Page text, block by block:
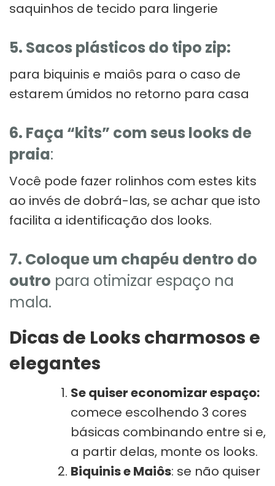
saquinhos de tecido para lingerie
5. Sacos plásticos do tipo zip:
para biquinis e maiôs para o caso de
estarem úmidos no retorno para casa
6. Faça “kits” com seus looks de
praia:
Você pode fazer rolinhos com estes kits
ao invés de dobrá-las, se achar que isto
facilita a identificação dos looks.
7. Coloque um chapéu dentro do
outro para otimizar espaço na
mala.
Dicas de Looks charmosos e
elegantes
Se quiser economizar espaço:
comece escolhendo 3 cores
básicas combinando entre si e,
a partir delas, monte os looks.
Biquinis e Maiôs: se não quiser